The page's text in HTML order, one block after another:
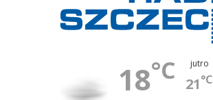
18°C jutro
21°C